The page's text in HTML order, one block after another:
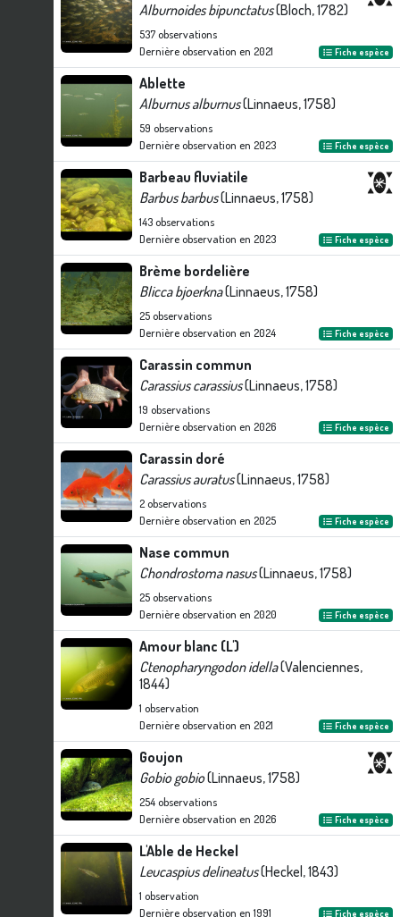
Alburnoides bipunctatus(Bloch, 1782)
537observations
Dernière observation en 2021 Fiche espèce
Ablette
Alburnus alburnus(Linnaeus, 1758)
59 observations
Dernière observation en 2023 Fiche espèce
Barbeau fluviatile
Barbus barbus(Linnaeus, 1758)
143observations
Dernière observation en 2023 Fiche espèce
Brème bordelière
Blicca bjoerkna(Linnaeus, 1758)
25observations
Dernière observation en 2024 Fiche espèce
Carassin commun
Carassius carassius(Linnaeus, 1758)
19 observations
Dernière observation en 2026 Fiche espèce
Carassin doré
Carassius auratus(Linnaeus, 1758)
2observations
Dernière observation en 2025 Fiche espèce
Nase commun
Chondrostoma nasus(Linnaeus, 1758)
25observations
Dernière observation en 2020 Fiche espèce
Amour blanc (L')
Ctenopharyngodon idella(Valenciennes,
1844)
1 observation
Dernière observation en 2021 Fiche espèce
Goujon
Gobio gobio(Linnaeus, 1758)
254observations
Dernière observation en 2026 Fiche espèce
L'Able de Heckel
Leucaspius delineatus(Heckel, 1843)
1 observation
Dernière observation en 1991 Fiche espèce